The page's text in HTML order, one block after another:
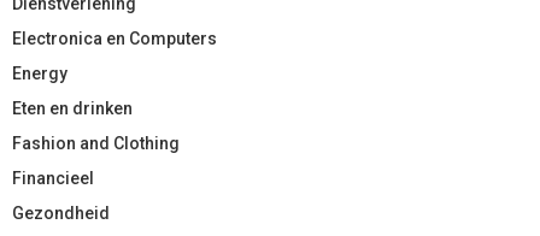
Electronica en Computers
Energy
Eten en drinken
Fashion and Clothing
Financieel
Gezondheid